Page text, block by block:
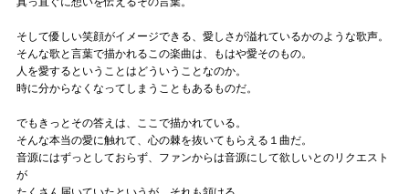
そして優しい笑顔がイメージできる、愛しさが溢れているかのような歌声。
そんな歌と言葉で描かれるこの楽曲は、もはや愛そのもの。
人を愛するということはどういうことなのか。
時に分からなくなってしまうこともあるものだ。
でもきっとその答えは、ここで描かれている。
そんな本当の愛に触れて、心の棘を抜いてもらえる１曲だ。
音源にはずっとしておらず、ファンからは音源にして欲しいとのリクエスト
が